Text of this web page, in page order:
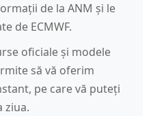
de la ANM și le
de ECMWF.
oficiale și modele
să vă oferim
pe care vă puteți
ziua.